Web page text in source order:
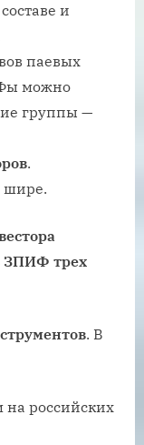
и
паевых
можно
группы —
.
шире.
ЗПИФ трех
. В
российских